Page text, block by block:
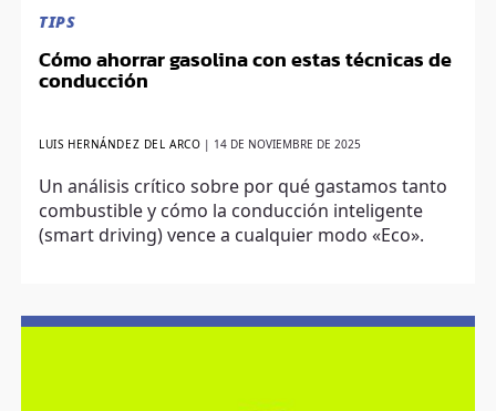
TIPS
Cómo ahorrar gasolina con estas técnicas de
conducción
LUIS HERNÁNDEZ DEL ARCO 14 DE NOVIEMBRE DE 2025
Un análisis crítico sobre por qué gastamos tanto
combustible y cómo la conducción inteligente
(smart driving) vence a cualquier modo «Eco».